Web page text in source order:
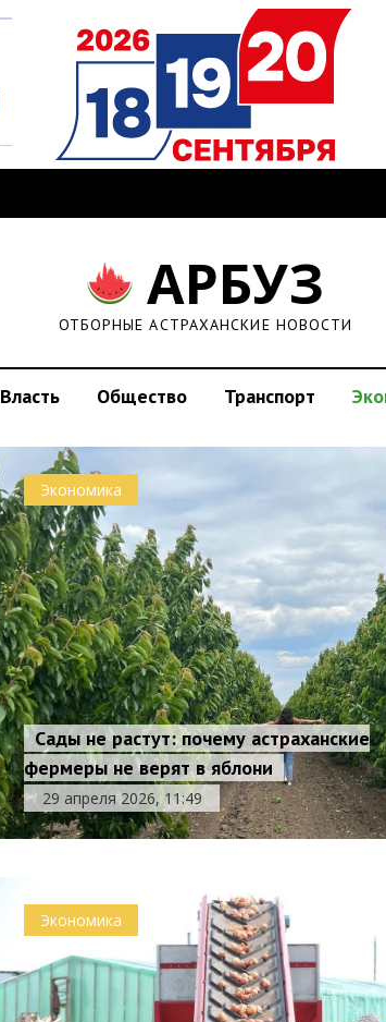
АРБУЗ
ОТБОРНЫЕ АСТРАХАНСКИЕ НОВОСТИ
Власть Общество Транспорт
Экономика
Сады не растут: почему астраханские
фермеры не верят в яблони
29 апреля 2026, 11:49
Экономика